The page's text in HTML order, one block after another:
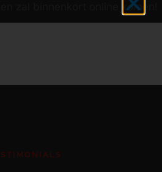
zal binnenkort online komen!